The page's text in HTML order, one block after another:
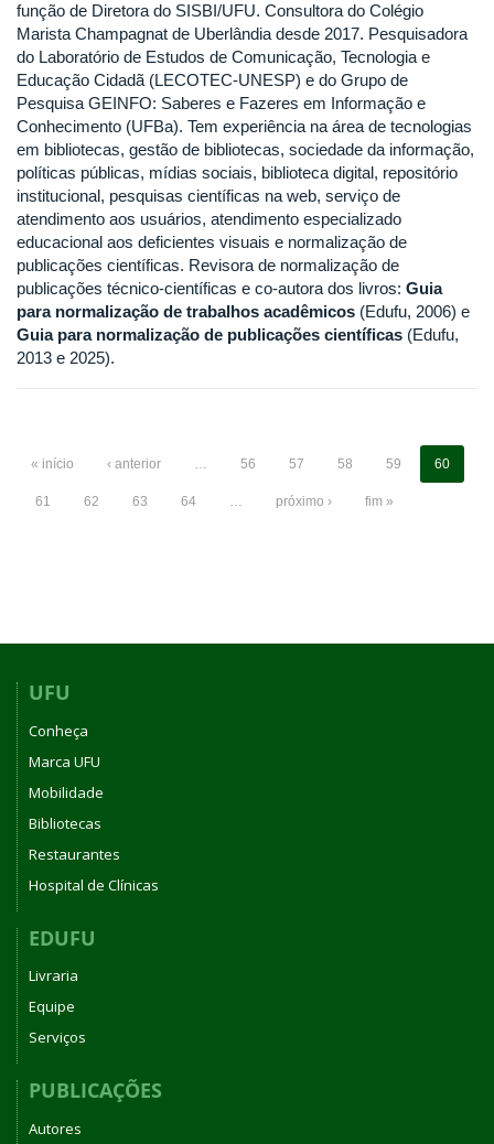
função de Diretora do SISBI/UFU. Consultora do Colégio
Marista Champagnat de Uberlândia desde 2017. Pesquisadora
do Laboratório de Estudos de Comunicação, Tecnologia e
Educação Cidadã (LECOTEC-UNESP) e do Grupo de
Pesquisa GEINFO: Saberes e Fazeres em Informação e
Conhecimento (UFBa). Tem experiência na área de tecnologias
em bibliotecas, gestão de bibliotecas, sociedade da informação,
políticas públicas, mídias sociais, biblioteca digital, repositório
institucional, pesquisas científicas na web, serviço de
atendimento aos usuários, atendimento especializado
educacional aos deficientes visuais e normalização de
publicações científicas. Revisora de normalização de
publicações técnico-científicas e co-autora dos livros: Guia
para normalização de trabalhos acadêmicos (Edufu, 2006) e
Guia para normalização de publicações científicas (Edufu,
2013 e 2025).
« início ‹ anterior … 56 57 58 59 60
61 62 63 64 … próximo › fim »
UFU
Conheça
Marca UFU
Mobilidade
Bibliotecas
Restaurantes
Hospital de Clínicas
EDUFU
Livraria
Equipe
Serviços
PUBLICAÇÕES
Autores